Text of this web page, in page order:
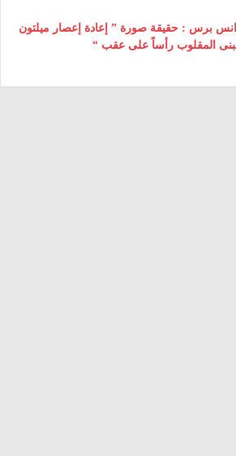
برس : حقيقة صورة ” إعادة إعصار ميلتون
المقلوب رأساً على عقب “